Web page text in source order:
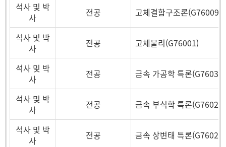
석사 및 박
사
전공 고체결함구조론(G76009)
석사 및 박
사
전공 고체물리(G76001)
석사 및 박
사
전공 금속 가공학 특론(G76034)
석사 및 박
사
전공 금속 부식학 특론(G76023)
석사 및 박
사
전공 금속 상변태 특론(G76025)